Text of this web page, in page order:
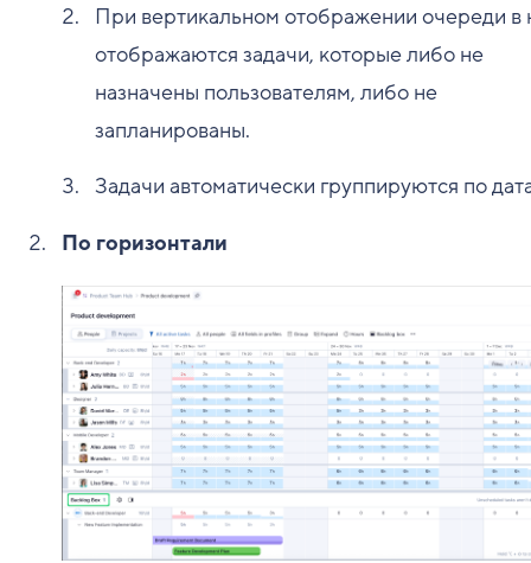
При вертикальном отображении очереди в
отображаются задачи, которые либо не
назначены пользователям, либо не
запланированы.
Задачи автоматически группируются по
По горизонтали